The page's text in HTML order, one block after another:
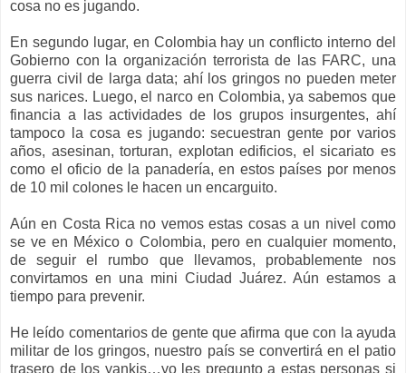
cosa no es jugando.
En segundo lugar, en Colombia hay un conflicto interno del
Gobierno con la organización terrorista de las FARC, una
guerra civil de larga data; ahí los gringos no pueden meter
sus narices. Luego, el narco en Colombia, ya sabemos que
financia a las actividades de los grupos insurgentes, ahí
tampoco la cosa es jugando: secuestran gente por varios
años, asesinan, torturan, explotan edificios, el sicariato es
como el oficio de la panadería, en estos países por menos
de 10 mil colones le hacen un encarguito.
Aún en Costa Rica no vemos estas cosas a un nivel como
se ve en México o Colombia, pero en cualquier momento,
de seguir el rumbo que llevamos, probablemente nos
convirtamos en una mini Ciudad Juárez. Aún estamos a
tiempo para prevenir.
He leído comentarios de gente que afirma que con la ayuda
militar de los gringos, nuestro país se convertirá en el patio
trasero de los yankis…yo les pregunto a estas personas si